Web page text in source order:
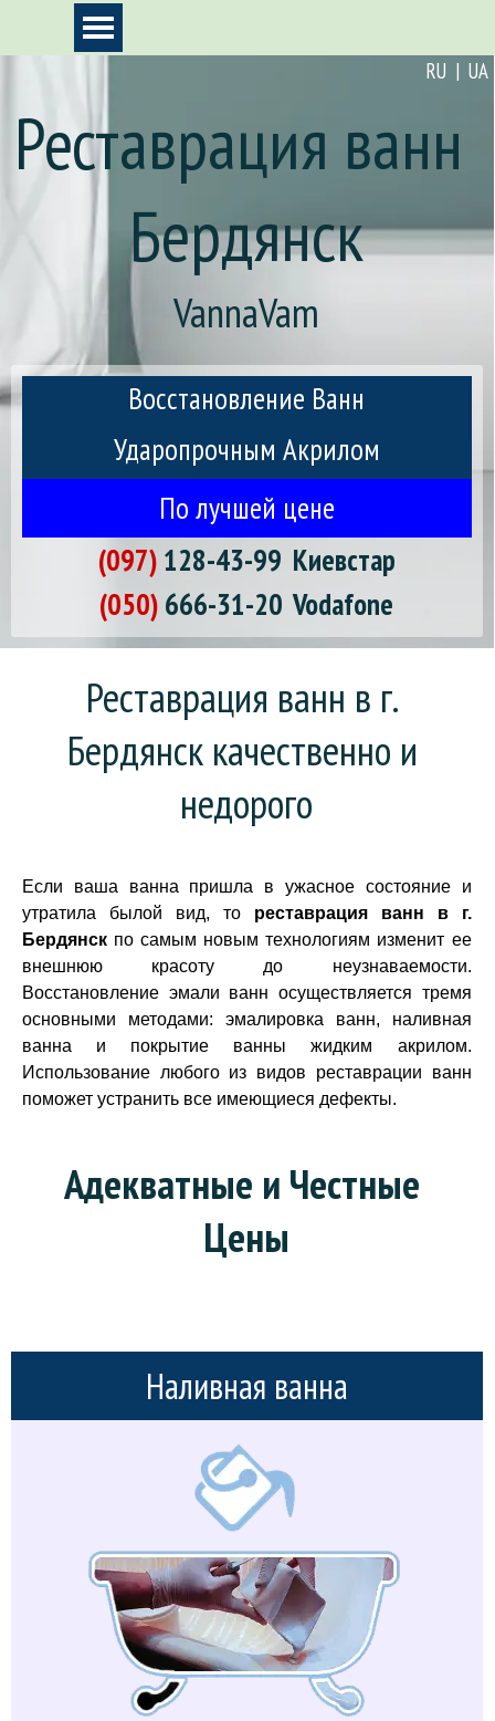
Перейти к контентуПропустить меню
RU | UA
Реставрация ванн
Бердянск
VannaVam
Восстановление Ванн
Ударопрочным Акрилом
По лучшей цене
(097) 128-43-99 Киевстар
(050) 666-31-20 Vodafone
Реставрация ванн в г.
Бердянск качественно и
недорого
Если ваша ванна пришла в ужасное состояние и
утратила былой вид, тореставрация ванн в г.
Бердянск по самым новым технологиям изменит ее
внешнюю красоту до неузнаваемости.
Восстановление эмали ванн осуществляется тремя
основными методами: эмалировка ванн, наливная
ванна и покрытие ванны жидким акрилом.
Использование любого из видов реставрации ванн
поможет устранить все имеющиеся дефекты.
Адекватные и Честные
Цены
Наливная ванна